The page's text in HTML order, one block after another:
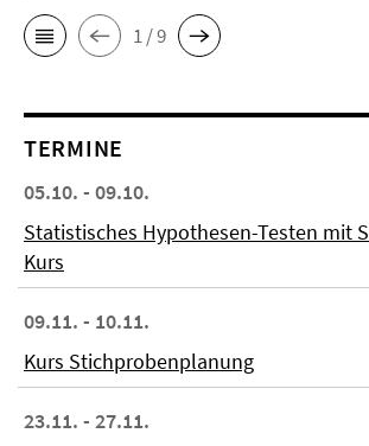
1 / 9
TERMINE
05.10. - 09.10.
Statistisches Hypothesen-Testen mit
Kurs
09.11. - 10.11.
Kurs Stichprobenplanung
23.11. - 27.11.